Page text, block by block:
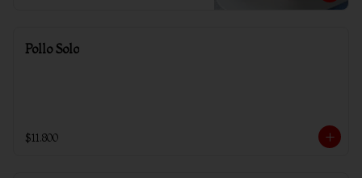
Pollo Solo
$11.800